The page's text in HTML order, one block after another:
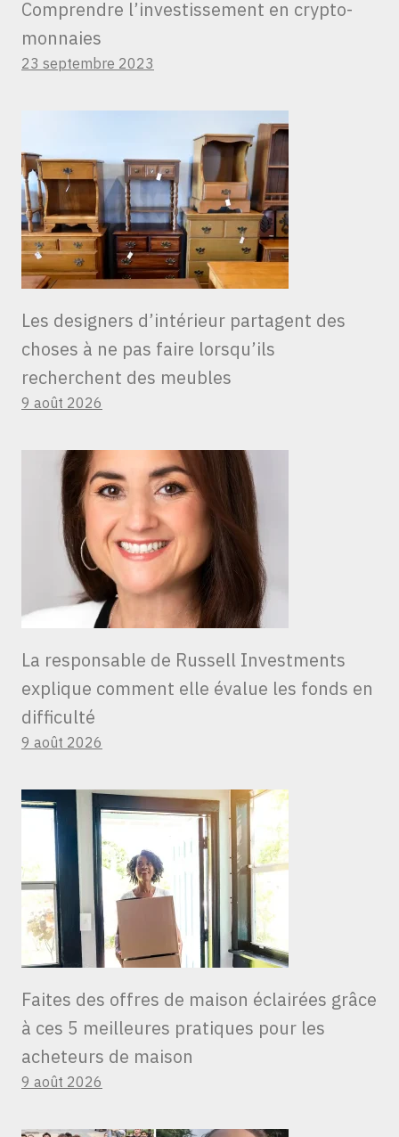
Comprendre l’investissement en crypto-
monnaies
23 septembre 2023
Les designers d’intérieur partagent des
choses à ne pas faire lorsqu’ils
recherchent des meubles
9 août 2026
La responsable de Russell Investments
explique comment elle évalue les fonds en
difficulté
9 août 2026
Faites des offres de maison éclairées grâce
à ces 5 meilleures pratiques pour les
acheteurs de maison
9 août 2026